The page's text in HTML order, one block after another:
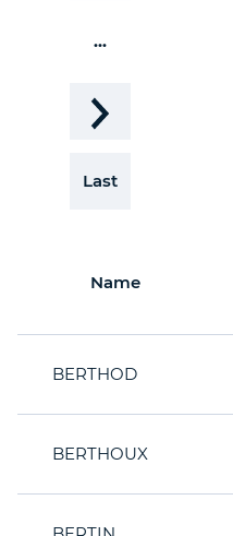
...
Last
Name
BERTHOD
BERTHOUX